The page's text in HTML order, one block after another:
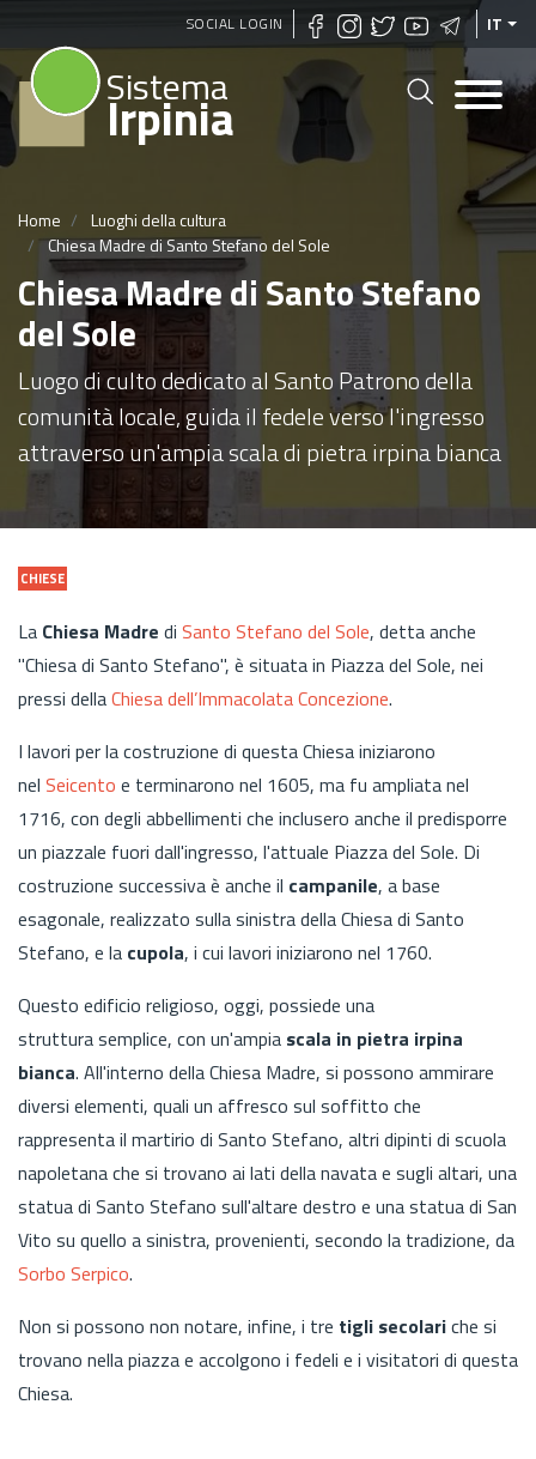
Salta
al
contenuto
principale
SOCIAL LOGIN IT
Sistema
Irpinia
Home
Luoghi della cultura
Chiesa Madre di Santo Stefano del Sole
Chiesa Madre di Santo Stefano
del Sole
Luogo di culto dedicato al Santo Patrono della
comunità locale, guida il fedele verso l'ingresso
attraverso un'ampia scala di pietra irpina bianca
CHIESE
La Chiesa Madre di Santo Stefano del Sole, detta anche
"Chiesa di Santo Stefano", è situata in Piazza del Sole, nei
pressi dellaChiesa dell’Immacolata Concezione.
I lavori per la costruzione di questa Chiesa iniziarono
nel Seicento e terminarono nel 1605, ma fu ampliata nel
1716, con degli abbellimenti che inclusero anche il predisporre
un piazzale fuori dall'ingresso, l'attuale Piazza del Sole. Di
costruzione successiva è anche il campanile, a base
esagonale, realizzato sulla sinistra della Chiesa di Santo
Stefano, e la cupola, i cui lavori iniziarono nel 1760.
Questo edificio religioso, oggi, possiede una
struttura semplice, con un'ampia scala in pietra irpina
bianca. All'interno della Chiesa Madre, si possono ammirare
diversi elementi, quali un affresco sul soffitto che
rappresenta il martirio di Santo Stefano, altri dipinti di scuola
napoletana che si trovano ai lati della navata e sugli altari, una
statuadi Santo Stefano sull'altare destro e una statua di San
Vito su quello a sinistra, provenienti, secondo la tradizione, da
Sorbo Serpico.
Non si possono non notare, infine, i tre tigli secolariche si
trovano nella piazza e accolgono i fedeli e i visitatori di questa
Chiesa.